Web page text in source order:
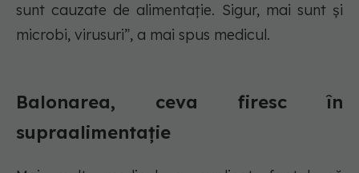
sunt cauzate de alimentație. Sigur, mai sunt și
microbi, virusuri”, a mai spus medicul.
Balonarea, ceva firesc în
supraalimentație